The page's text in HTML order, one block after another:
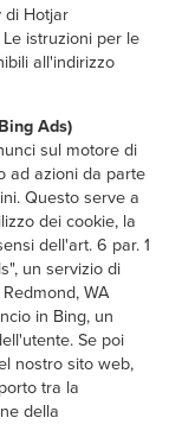
di Hotjar
istruzioni per le
all'indirizzo
Ads)
sul motore di
ad azioni da parte
Questo serve a
dei cookie, la
dell'art. 6 par. 1
un servizio di
WA
in Bing, un
Se poi
nostro sito web,
tra la
della